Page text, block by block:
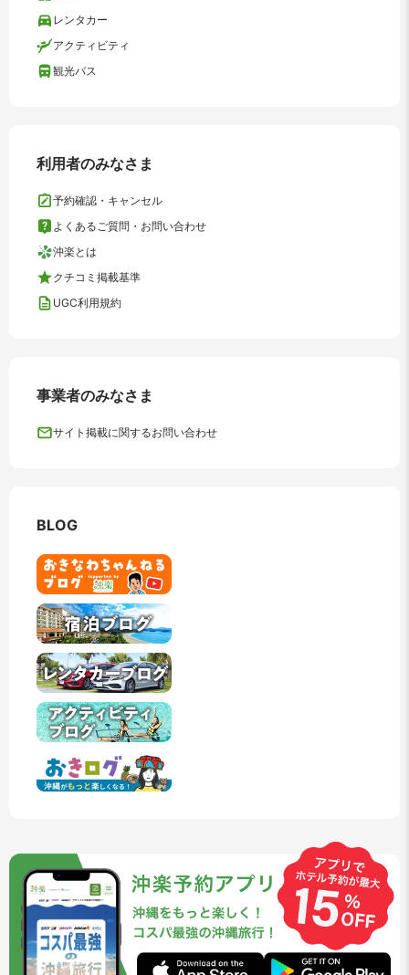
レンタカー
アクティビティ
観光バス
利用者のみなさま
予約確認・キャンセル
よくあるご質問・お問い合わせ
沖楽とは
クチコミ掲載基準
UGC利用規約
事業者のみなさま
サイト掲載に関するお問い合わせ
BLOG